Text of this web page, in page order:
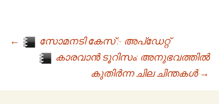
Post navigation
←
സോമനടി കേസ് :- അപ്ഡേറ്റ്
കാരവാൻ ടൂറിസം: അനുഭവത്തിൽ
കുതിർന്ന ചില ചിന്തകൾ →